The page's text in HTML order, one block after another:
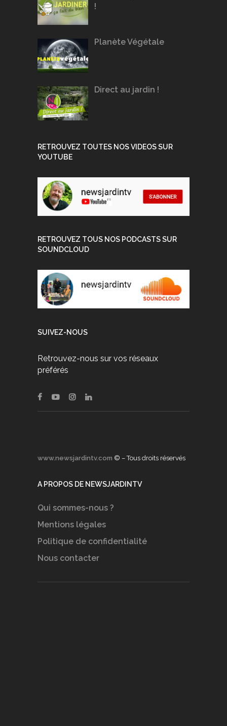
!
Planète Végétale
Direct au jardin !
RETROUVEZ TOUTES NOS VIDEOS SUR
YOUTUBE
RETROUVEZ TOUS NOS PODCASTS SUR
SOUNDCLOUD
SUIVEZ-NOUS
Retrouvez-nous sur vos réseaux
préférés
www.newsjardintv.com © – Tous droits réservés
A PROPOS DE NEWSJARDINTV
Qui sommes-nous ?
Mentions légales
Politique de confidentialité
Nous contacter